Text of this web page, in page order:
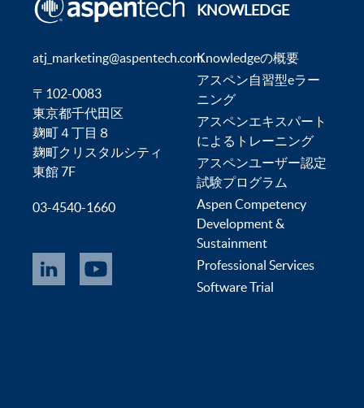
atj_marketing@aspentech.com
〒102-0083
東京都千代田区
麹町４丁目８
麹町クリスタルシティ
東館 7F
03-4540-1660
KNOWLEDGE
Knowledgeの概要
アスペン自習型eラー
ニング
アスペンエキスパート
によるトレーニング
アスペンユーザー認定
試験プログラム
Aspen Competency
Development &
Sustainment
Professional Services
Software Trial